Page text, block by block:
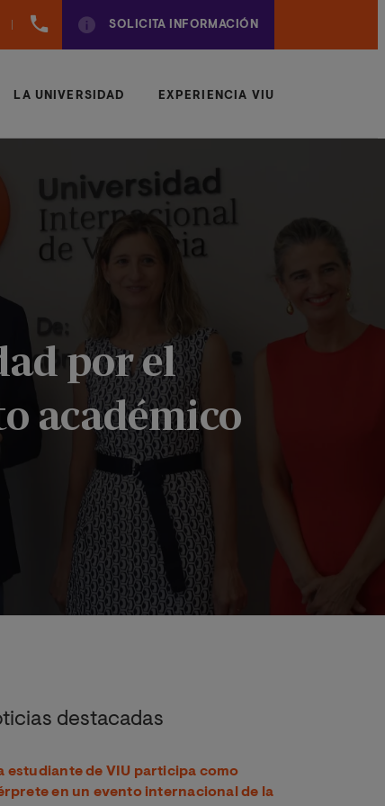
961
SOLICITA INFORMACIÓN
LA UNIVERSIDAD EXPERIENCIA VIU
por el
académico
destacadas
estudiante de VIU participa como
en un evento internacional de la